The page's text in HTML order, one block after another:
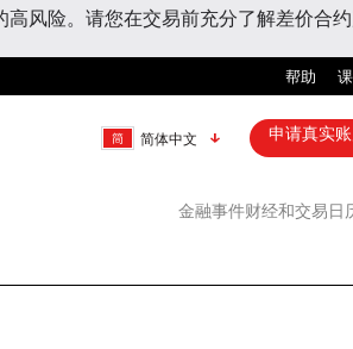
风险。请您在交易前充分了解差价合约
帮助
简体中文 申请真实
金融事件财经和交易日